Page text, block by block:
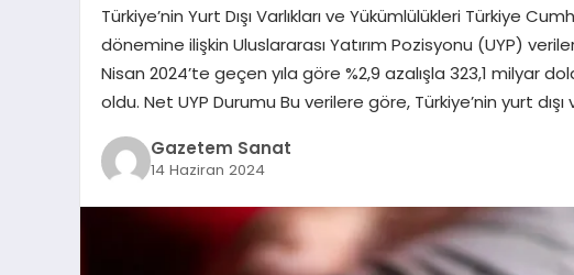
Türkiye’nin Yurt Dışı Varlıkları ve Yükümlülükleri Türkiye
dönemine ilişkin Uluslararası Yatırım Pozisyonu (UYP)
Nisan 2024’te geçen yıla göre %2,9 azalışla 323,1 milyar
oldu. Net UYP Durumu Bu verilere göre, Türkiye’nin yurt dışı
Gazetem Sanat
14 Haziran 2024